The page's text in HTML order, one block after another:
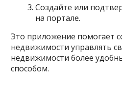
Создайте или
на портале.
Это приложение помогает
недвижимости управлять
недвижимости более
способом.